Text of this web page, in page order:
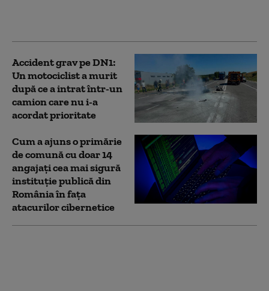
Accident grav pe DN1:
Un motociclist a murit
după ce a intrat într-un
camion care nu i-a
acordat prioritate
Cum a ajuns o primărie
de comună cu doar 14
angajați cea mai sigură
instituție publică din
România în fața
atacurilor cibernetice